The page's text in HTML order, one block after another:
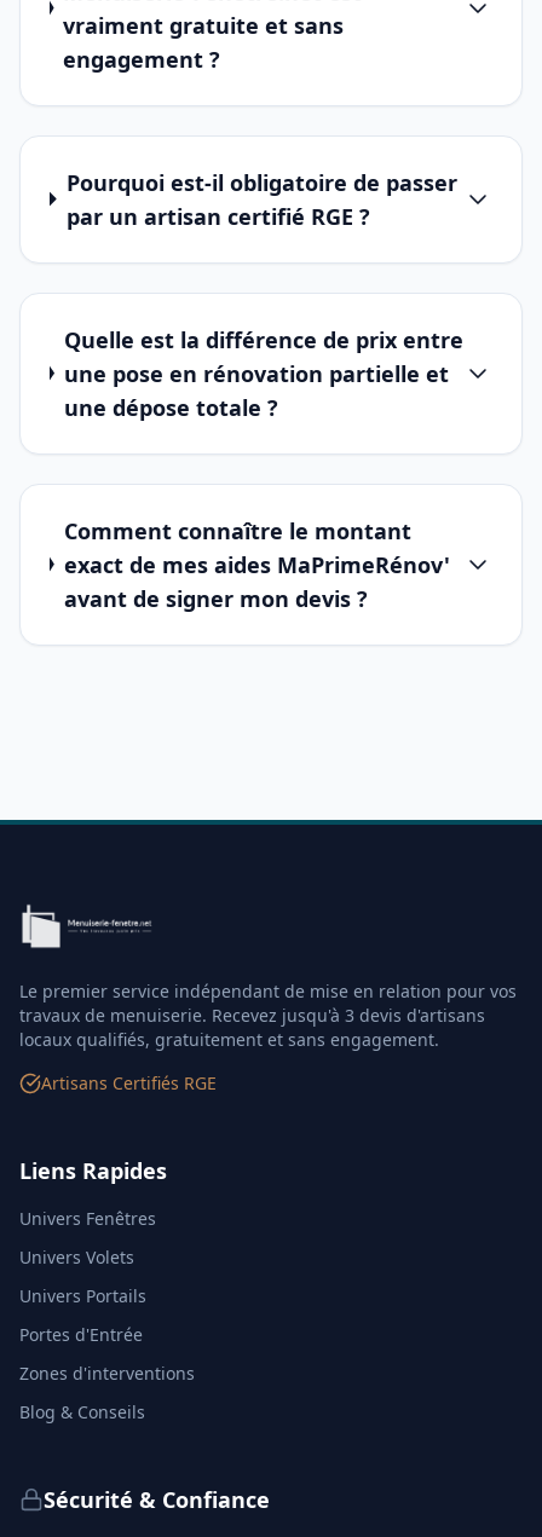
vraiment gratuite et sans
engagement ?
Pourquoi est-il obligatoire de passer
par un artisan certifié RGE ?
Quelle est la différence de prix entre
une pose en rénovation partielle et
une dépose totale ?
Comment connaître le montant
exact de mes aides MaPrimeRénov'
avant de signer mon devis ?
Le premier service indépendant de mise en relation pour vos
travaux de menuiserie. Recevez jusqu'à 3 devis d'artisans
locaux qualifiés, gratuitement et sans engagement.
Artisans Certifiés RGE
Liens Rapides
Univers Fenêtres
Univers Volets
Univers Portails
Portes d'Entrée
Zones d'interventions
Blog & Conseils
Sécurité & Confiance